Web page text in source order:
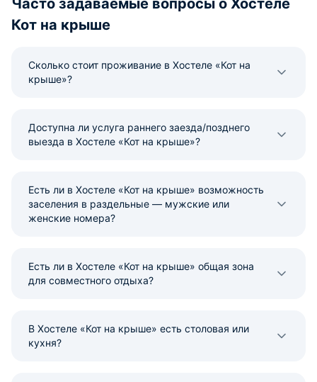
Часто задаваемые вопросы о Хостеле
Кот на крыше
Сколько стоит проживание в Хостеле «Кот на
крыше»?
Доступна ли услуга раннего заезда/позднего
выезда в Хостеле «Кот на крыше»?
Есть ли в Хостеле «Кот на крыше» возможность
заселения в раздельные — мужские или
женские номера?
Есть ли в Хостеле «Кот на крыше» общая зона
для совместного отдыха?
В Хостеле «Кот на крыше» есть столовая или
кухня?